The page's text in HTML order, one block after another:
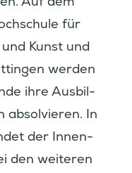
für
Kunst und
werden
ihre Ausbil­
absol­vieren. In
der Innen­
den weiteren